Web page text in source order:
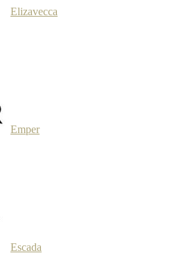
Elizavecca
Emper
Escada